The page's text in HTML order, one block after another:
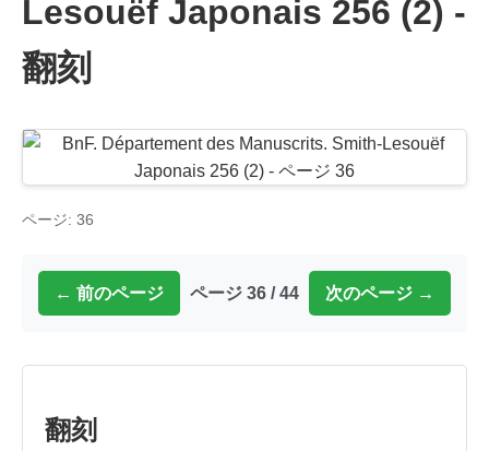
Lesouëf Japonais 256 (2) -
翻刻
ページ: 36
← 前のページ ページ 36 / 44 次のページ →
翻刻